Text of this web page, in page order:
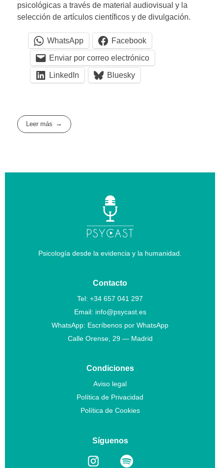
psicológicas a través de material audiovisual y la
selección de artículos científicos y de divulgación.
WhatsApp Facebook
Enviar por correo electrónico
LinkedIn Bluesky
Leer más
Psicología desde la evidencia y la humanidad.
Contacto
Tel: +34 657 041 297
Email: info@psycast.es
WhatsApp: Escríbenos por WhatsApp
Calle Orense, 29 — Madrid
Condiciones
Aviso legal
Política de Privacidad
Política de Cookies
Síguenos